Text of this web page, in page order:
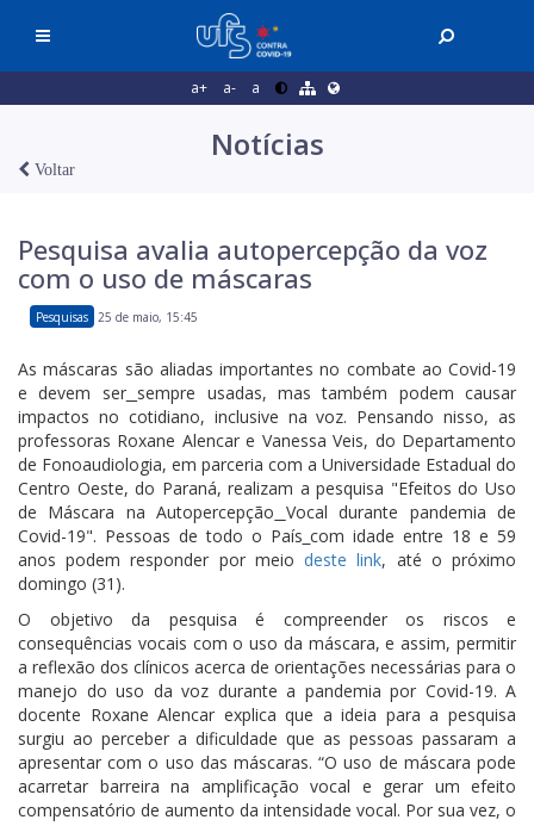
a+ a- a
Notícias
Voltar
Pesquisa avalia autopercepção da voz
com o uso de máscaras
Pesquisas 25 de maio, 15:45
As máscaras são aliadas importantes no combate ao Covid-19
e devem ser sempre usadas, mas também podem causar
impactos no cotidiano, inclusive na voz. Pensando nisso, as
professoras Roxane Alencar e Vanessa Veis, do Departamento
de Fonoaudiologia, em parceria com a Universidade Estadual do
Centro Oeste, do Paraná, realizam a pesquisa "Efeitos do Uso
de Máscara na Autopercepção Vocal durante pandemia de
Covid-19". Pessoas de todo o País com idade entre 18 e 59
anos podem responder por meiodeste link, até o próximo
domingo (31).
O objetivo da pesquisa é compreender os riscos e
consequências vocais com o uso da máscara, e assim, permitir
a reflexão dos clínicos acerca de orientações necessárias para o
manejo do uso da voz durante a pandemia por Covid-19. A
docente Roxane Alencar explica que a ideia para a pesquisa
surgiu ao perceber a dificuldade que as pessoas passaram a
apresentar com o uso das máscaras. “O uso de máscara pode
acarretar barreira na amplificação vocal e gerar um efeito
compensatório de aumento da intensidade vocal. Por sua vez, o